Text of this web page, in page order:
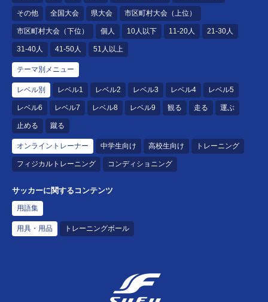
その他 全国大会 県大会 市区町村大会（上位）
市区町村大会（下位） 個人 10人以下 11-20人 21-30人
31-40人 41-50人 51人以上
テーマ別メニュー
レベル別 レベル1 レベル2 レベル3 レベル4 レベル5
レベル6 レベル7 レベル8 レベル9 観る 走る 運ぶ
止める 蹴る
オンライントレーナー 中学生向け 高校生向け トレーニング
フィジカルトレーニング コンディショニング
サッカーに関するコンテンツ
用語集
用具・用品 トレーニングボール